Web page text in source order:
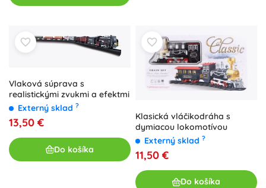
Vlaková súprava s
realistickými zvukmi a efektmi
Externý sklad ?
13,50 €
Do košíka
Klasická vláčikodráha s
dymiacou lokomotívou
Externý sklad ?
11,50 €
Do košíka